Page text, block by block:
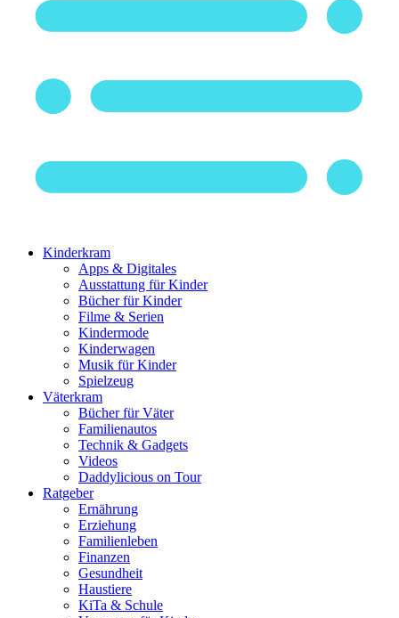
Kinderkram
Apps & Digitales
Ausstattung für Kinder
Bücher für Kinder
Filme & Serien
Kindermode
Kinderwagen
Musik für Kinder
Spielzeug
Väterkram
Bücher für Väter
Familienautos
Technik & Gadgets
Videos
Daddylicious on Tour
Ratgeber
Ernährung
Erziehung
Familienleben
Finanzen
Gesundheit
Haustiere
KiTa & Schule